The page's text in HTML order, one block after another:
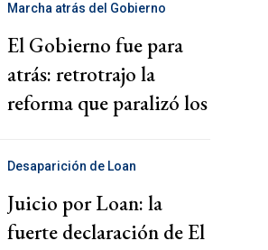
Marcha atrás del Gobierno
El Gobierno fue para
atrás: retrotrajo la
reforma que paralizó los
Desaparición de Loan
Juicio por Loan: la
fuerte declaración de El